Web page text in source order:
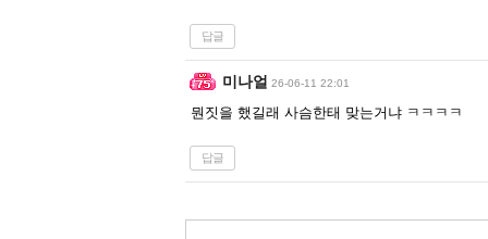
답글
미나얼 26-06-11 22:01
뭔짓을 했길래 사슴한태 맞는거냐 ㅋㅋㅋㅋ
답글